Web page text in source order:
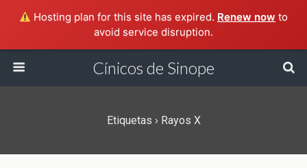
Hosting plan for this site has expired. Renew now to
avoid service disruption.
Cínicos de Sinope
Etiquetas › Rayos X